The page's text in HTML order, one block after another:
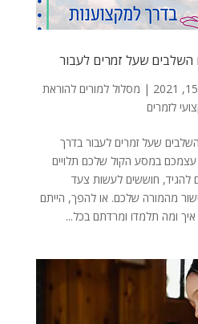
השלבים שעל זמרים לעבור
| מסלול למורים להוראת
לזמרים
שעל זמרים לעבור בדרך
במסע הקול שלכם תלויים
חוששים לעשות צעד
מהמורה שלכם. או להפך, הייתם
ומה תלמדו ומרדתם בכל...